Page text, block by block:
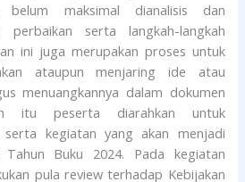
belum maksimal dianalisis dan
perbaikan serta langkah-langkah
ini juga merupakan proses untuk
ataupun menjaring ide atau
menuangkannya dalam dokumen
itu peserta diarahkan untuk
kegiatan yang akan menjadi
Buku 2024. Pada kegiatan
pula review terhadap Kebijakan